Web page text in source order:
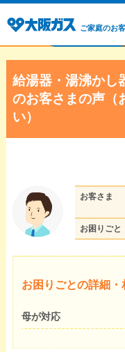
ご家庭のお
給湯器・湯沸かし
のお客さまの声（
い）
お客さま
お困りごと
お困りごとの詳細
母が対応